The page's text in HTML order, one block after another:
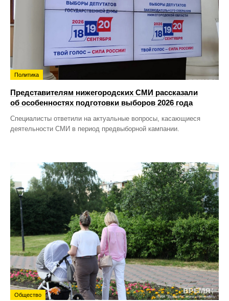
Политика
Представителям нижегородских СМИ рассказали
об особенностях подготовки выборов 2026 года
Специалисты ответили на актуальные вопросы, касающиеся
деятельности СМИ в период предвыборной кампании.
Общество